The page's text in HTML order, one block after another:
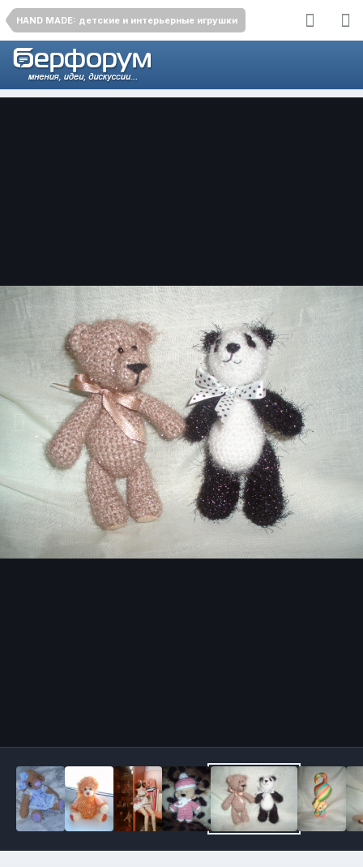
HAND MADE: детские и интерьерные игрушки